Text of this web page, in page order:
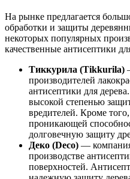
На рынке предлагается
обработки и защиты
некоторых популярных
качественные антисептики
Тиккурила (Tikkurila)
производителей
антисептики для
высокой степенью
вредителей. Кроме
проникающей
долговечную защиту
Деко (Deco) —
производстве
поверхностей.